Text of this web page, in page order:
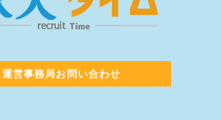
運営事務局お問い合わせ